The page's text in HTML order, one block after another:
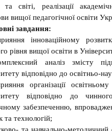
та світі, реалізації
вищої педагогічної освіти
завдання:
інноваційному
рівня вищої освіти в
аналіз змісту
відповідно до освітньо-
організації
відповідно до
забезпеченню,
та технологій;